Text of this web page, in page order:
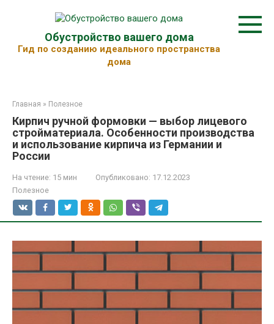
Обустройство вашего дома
Гид по созданию идеального пространства
дома
Главная » Полезное
Кирпич ручной формовки — выбор лицевого
стройматериала. Особенности производства
и использование кирпича из Германии и
России
На чтение: 15 мин Опубликовано: 17.12.2023
Полезное